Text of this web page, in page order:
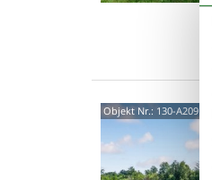
Objekt Nr.: 130-A20910